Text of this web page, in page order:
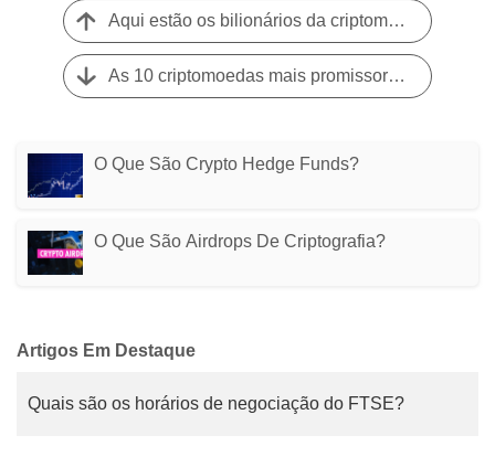
Aqui estão os bilionários da criptomoeda de 2021 e suas jornadas
As 10 criptomoedas mais promissoras para negociar em junho de 2021
O Que São Crypto Hedge Funds?
O Que São Airdrops De Criptografia?
Artigos Em Destaque
Quais são os horários de negociação do FTSE?